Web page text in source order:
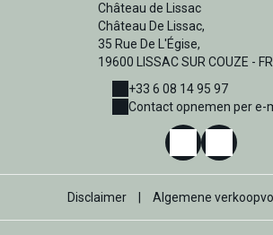
Château de Lissac
Château De Lissac,
35 Rue De L'Égise,
19600 LISSAC SUR COUZE -
+33 6 08 14 95 97
Contact opnemen per e-
Disclaimer Algemene